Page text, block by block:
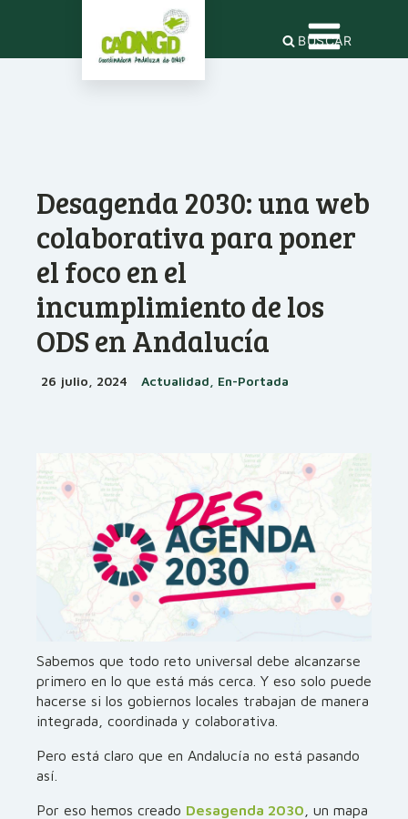
BUSCAR
Desagenda 2030: una web
colaborativa para poner
el foco en el
incumplimiento de los
ODS en Andalucía
26 julio, 2024 Actualidad, En-Portada
Sabemos que todo reto universal debe alcanzarse
primero en lo que está más cerca. Y eso solo puede
hacerse si los gobiernos locales trabajan de manera
integrada, coordinada y colaborativa.
Pero está claro que en Andalucía no está pasando
así.
Por eso hemos creado Desagenda 2030 , un mapa